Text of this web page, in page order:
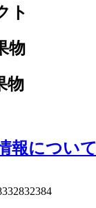
ト
物
物
報について